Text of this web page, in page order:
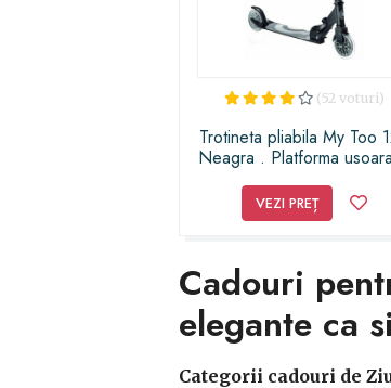
(52 voturi)
Trotineta pliabila My Too
Neagra . Platforma
VEZI PREȚ
Cadouri
elegante ca
Categorii cadouri de